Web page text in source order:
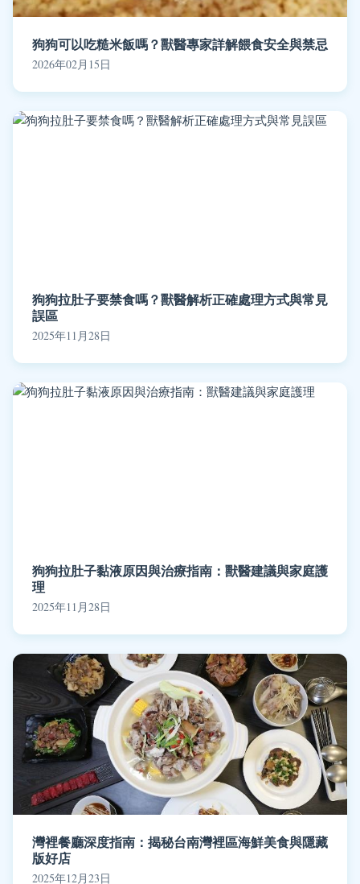
狗狗可以吃糙米飯嗎？獸醫專家詳解餵食安全與禁忌
2026年02月15日
狗狗拉肚子要禁食嗎？獸醫解析正確處理方式與常見
誤區
2025年11月28日
狗狗拉肚子黏液原因與治療指南：獸醫建議與家庭護
理
2025年11月28日
灣裡餐廳深度指南：揭秘台南灣裡區海鮮美食與隱藏
版好店
2025年12月23日